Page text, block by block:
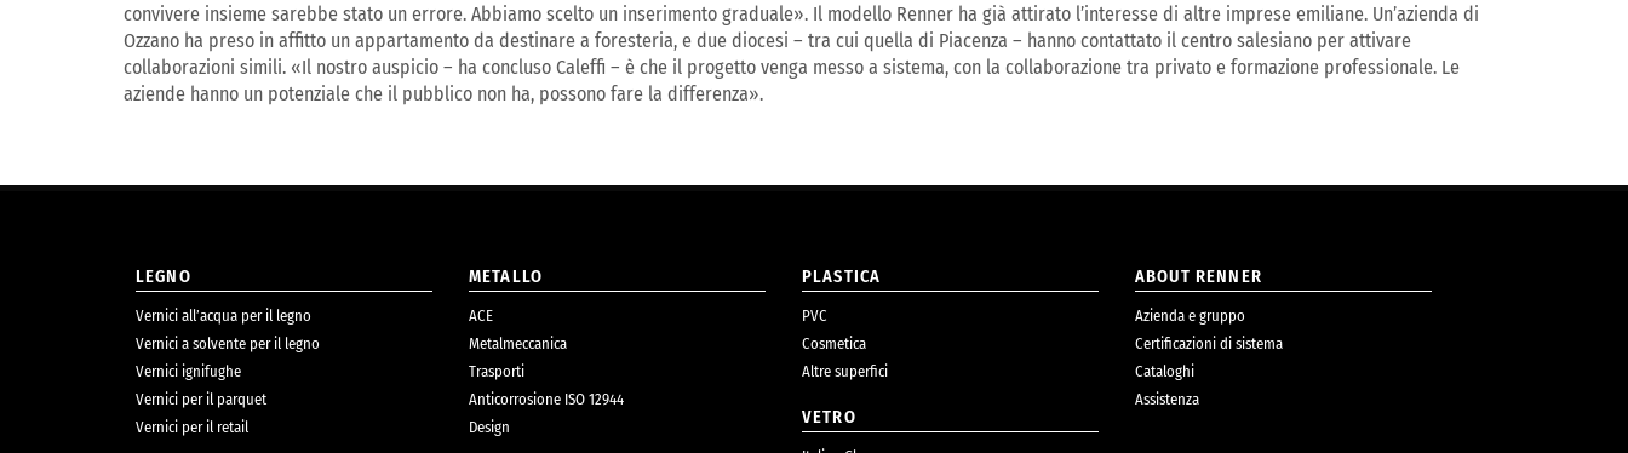
convivere insieme sarebbe stato un errore. Abbiamo scelto un inserimento graduale». Il modello Renner ha già attirato l’interesse di altre imprese emiliane. Un’azienda di
Ozzano ha preso in affitto un appartamento da destinare a foresteria, e due diocesi – tra cui quella di Piacenza – hanno contattato il centro salesiano per attivare
collaborazioni simili. «Il nostro auspicio – ha concluso Caleffi – è che il progetto venga messo a sistema, con la collaborazione tra privato e formazione professionale. Le
aziende hanno un potenziale che il pubblico non ha, possono fare la differenza».
LEGNO
Vernici all’acqua per il legno
Vernici a solvente per il legno
Vernici ignifughe
Vernici per il parquet
Vernici per il retail
METALLO
ACE
Metalmeccanica
Trasporti
Anticorrosione ISO 12944
Design
PLASTICA
PVC
Cosmetica
Altre superfici
VETRO
ABOUT RENNER
Azienda e gruppo
Certificazioni di sistema
Cataloghi
Assistenza